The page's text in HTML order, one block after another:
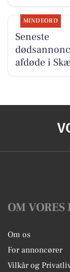
MINDEORD
Seneste
afdøde i
OM
Om os
For annoncører
Vilkår og